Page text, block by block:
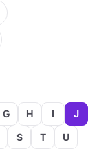
G H I
J
S T
U